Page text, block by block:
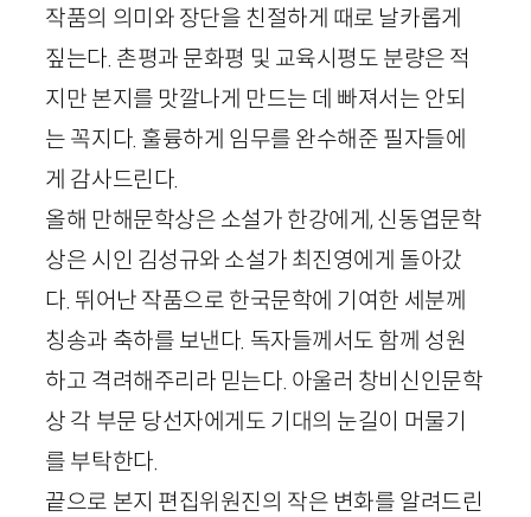
작품의 의미와 장단을 친절하게 때로 날카롭게
짚는다. 촌평과 문화평 및 교육시평도 분량은 적
지만 본지를 맛깔나게 만드는 데 빠져서는 안되
는 꼭지다. 훌륭하게 임무를 완수해준 필자들에
게 감사드린다.
올해 만해문학상은 소설가 한강에게, 신동엽문학
상은 시인 김성규와 소설가 최진영에게 돌아갔
다. 뛰어난 작품으로 한국문학에 기여한 세분께
칭송과 축하를 보낸다. 독자들께서도 함께 성원
하고 격려해주리라 믿는다. 아울러 창비신인문학
상 각 부문 당선자에게도 기대의 눈길이 머물기
를 부탁한다.
끝으로 본지 편집위원진의 작은 변화를 알려드린